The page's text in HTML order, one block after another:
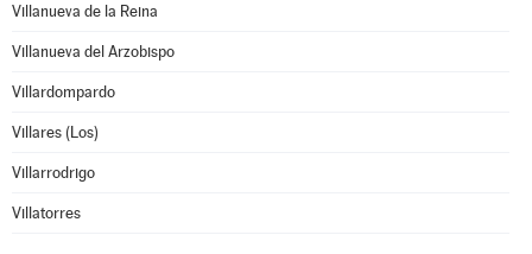
Villanueva de la Reina
Villanueva del Arzobispo
Villardompardo
Villares (Los)
Villarrodrigo
Villatorres